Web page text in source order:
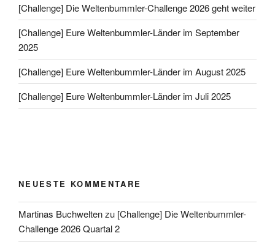
[Challenge] Die Weltenbummler-Challenge 2026 geht weiter
[Challenge] Eure Weltenbummler-Länder im September
2025
[Challenge] Eure Weltenbummler-Länder im August 2025
[Challenge] Eure Weltenbummler-Länder im Juli 2025
NEUESTE KOMMENTARE
Martinas Buchweltenzu [Challenge] Die Weltenbummler-
Challenge 2026 Quartal 2